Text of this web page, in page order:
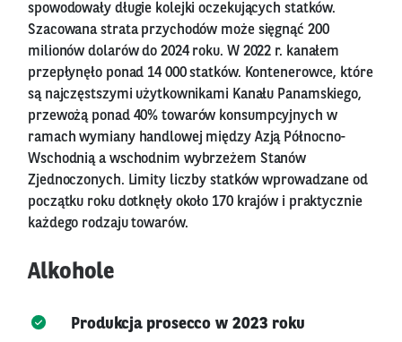
spowodowały długie kolejki oczekujących statków.
Szacowana strata przychodów może sięgnąć 200
milionów dolarów do 2024 roku. W 2022 r. kanałem
przepłynęło ponad 14 000 statków. Kontenerowce, które
są najczęstszymi użytkownikami Kanału Panamskiego,
przewożą ponad 40% towarów konsumpcyjnych w
ramach wymiany handlowej między Azją Północno-
Wschodnią a wschodnim wybrzeżem Stanów
Zjednoczonych. Limity liczby statków wprowadzane od
początku roku dotknęły około 170 krajów i praktycznie
każdego rodzaju towarów.
Alkohole
Produkcja prosecco w 2023 roku